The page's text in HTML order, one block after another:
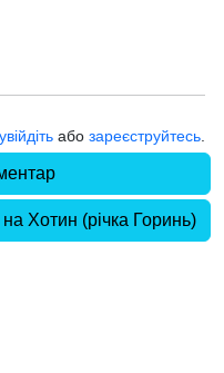
увійдіть або зареєструйтесь
Хотин (річка Горинь)